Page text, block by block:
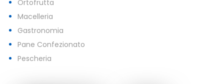
Ortofrutta
Macelleria
Gastronomia
Pane Confezionato
Pescheria